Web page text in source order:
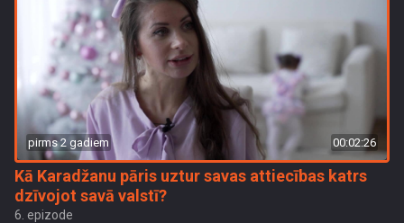
pirms 2 gadiem 00:02:26
Kā Karadžanu pāris uztur savas attiecības katrs
dzīvojot savā valstī?
6. epizode